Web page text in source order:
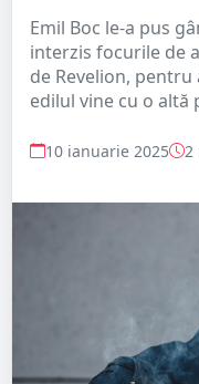
Emil Boc le-a pus
interzis focurile de
de Revelion,
edilul vine cu o altă
10 ianuarie 2025 2